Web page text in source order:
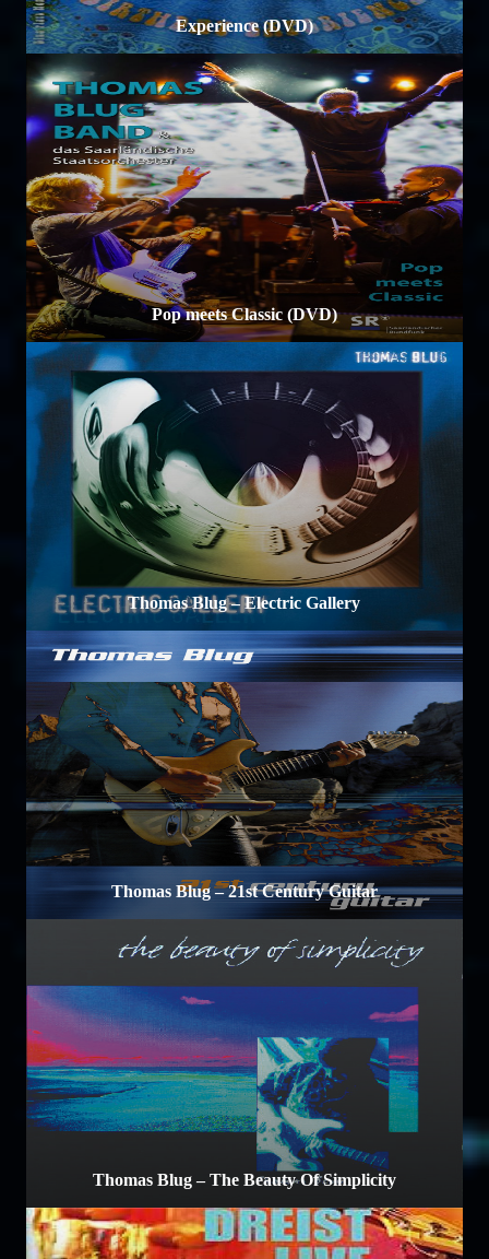
Experience (DVD)
Pop meets Classic (DVD)
Thomas Blug – Electric Gallery
Thomas Blug – 21st Century Guitar
Thomas Blug – The Beauty Of Simplicity